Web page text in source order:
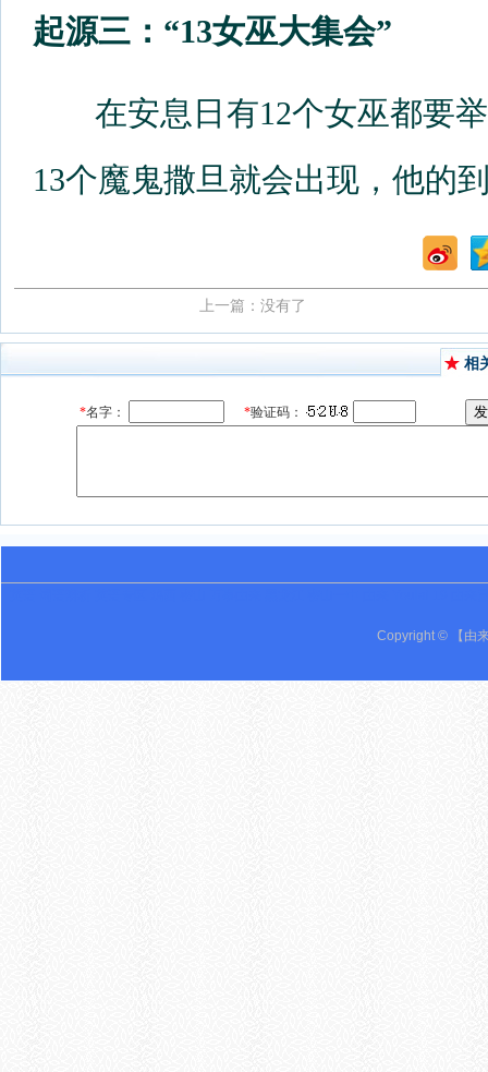
起源三：“13女巫大集会”
在安息日有12个女巫都要举
13个魔鬼撒旦就会出现，他的
上一篇：没有了
相
Copyright © 【由